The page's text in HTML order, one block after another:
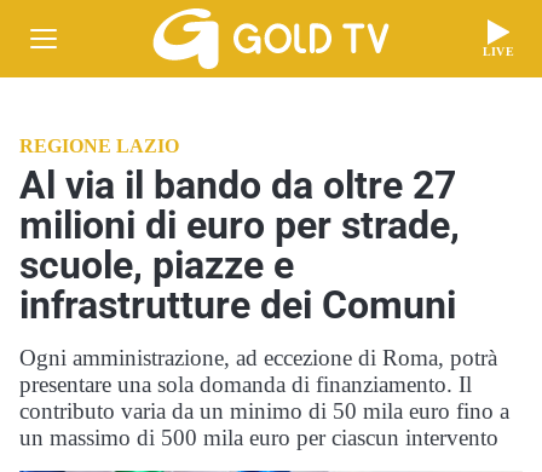
LIVE
REGIONE LAZIO
Al via il bando da oltre 27
milioni di euro per strade,
scuole, piazze e
infrastrutture dei Comuni
Ogni amministrazione, ad eccezione di Roma, potrà
presentare una sola domanda di finanziamento. Il
contributo varia da un minimo di 50 mila euro fino a
un massimo di 500 mila euro per ciascun intervento